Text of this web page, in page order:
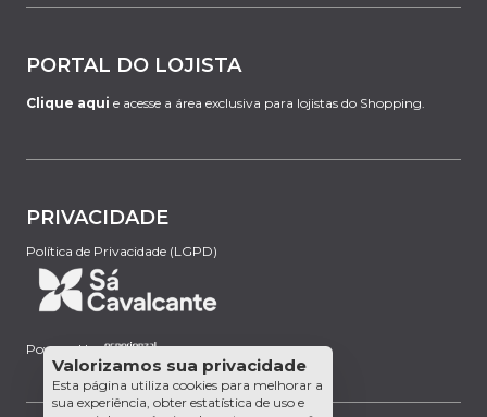
PORTAL DO LOJISTA
Clique aqui e acesse a área exclusiva para lojistas do Shopping.
PRIVACIDADE
Política de Privacidade (LGPD)
Powered by:
Valorizamos sua privacidade
Esta página utiliza cookies para melhorar a
sua experiência, obter estatística de uso e